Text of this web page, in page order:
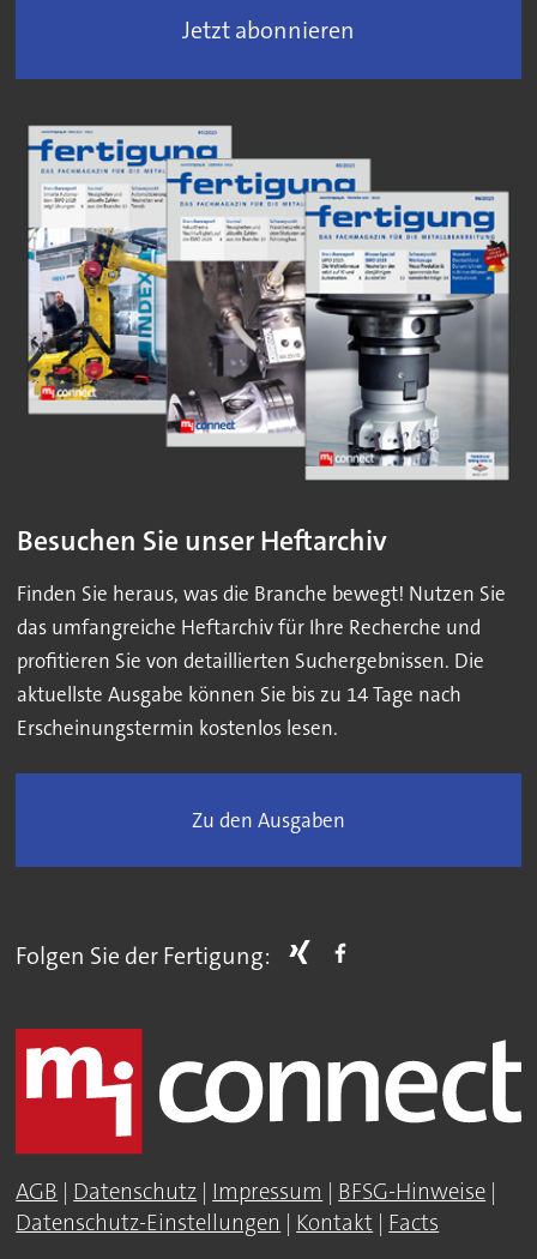
Jetzt abonnieren
Besuchen Sie unser Heftarchiv
Finden Sie heraus, was die Branche bewegt! Nutzen Sie
das umfangreiche Heftarchiv für Ihre Recherche und
profitieren Sie von detaillierten Suchergebnissen. Die
aktuellste Ausgabe können Sie bis zu 14 Tage nach
Erscheinungstermin kostenlos lesen.
Zu den Ausgaben
Folgen Sie der Fertigung:
AGB | Datenschutz | Impressum | BFSG-Hinweise |
Datenschutz-Einstellungen | Kontakt | Facts